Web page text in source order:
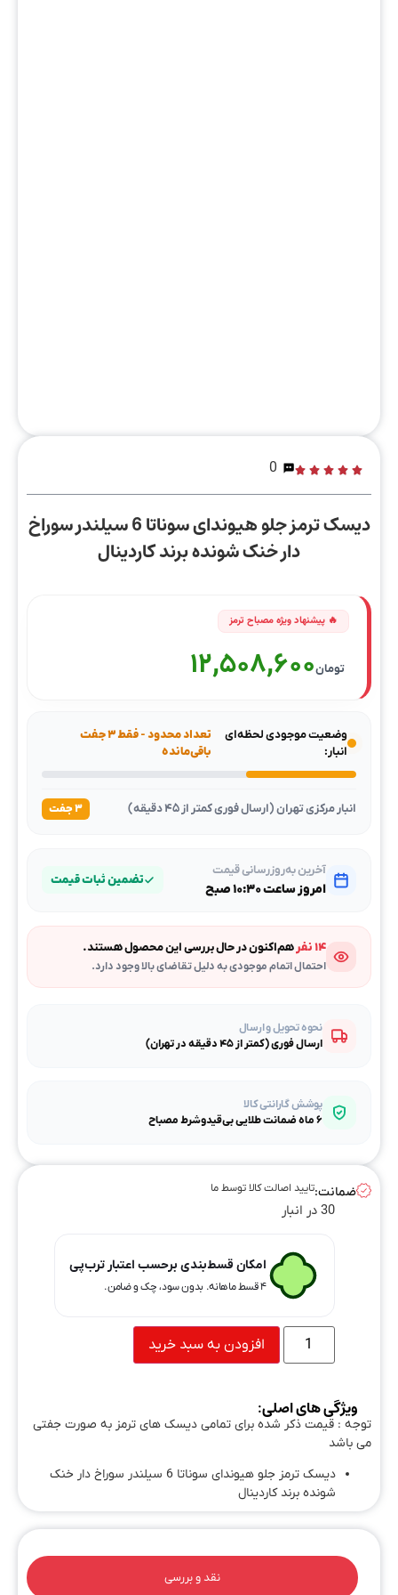
0
دیسک ترمز جلو هیوندای سوناتا 6 سیلندر سوراخ
دار خنک شونده برند کاردینال
تومان12,508,600
وضعیت موجودی لحظه‌ای
انبار:
تعداد محدود - فقط ۳ جفت
باقی‌مانده
انبار مرکزی تهران (ارسال فوری کمتر از ۴۵ دقیقه) ۳ جفت
آخرین به‌روزرسانی قیمت
امروز ساعت ۱۰:۳۰ صبح
تضمین ثبات قیمت
۱۴ نفر هم‌اکنون در حال بررسی این محصول هستند.
احتمال اتمام موجودی به دلیل تقاضای بالا وجود دارد.
نحوه تحویل و ارسال
ارسال فوری (کمتر از ۴۵ دقیقه در تهران)
پوشش گارانتی کالا
۶ ماه ضمانت طلایی بی‌قیدوشرط مصباح
ضمانت:تایید اصالت کالا توسط ما
30 در انبار
امکان قسط‌بندی برحسب اعتبار ترب‌پی
۴ قسط ماهانه. بدون سود، چک و ضامن.
افزودن به سبد خرید
ویژگی های اصلی:
توجه : قیمت ذکر شده برای تمامی دیسک های ترمز به صورت جفتی
می باشد
دیسک ترمز جلو هیوندای سوناتا 6 سیلندر سوراخ دار خنک
شونده برند کاردینال
نقد و بررسی